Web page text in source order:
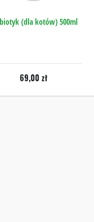
(dla kotów) 500ml
69,00 zł